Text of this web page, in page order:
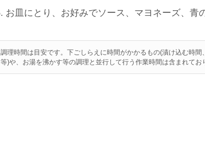
お皿にとり、お好みでソース、マヨネーズ、青
調理時間は目安です。下ごしらえに時間がかかるもの(漬け込む時
等)や、お湯を沸かす等の調理と並行して行う作業時間は含まれてお